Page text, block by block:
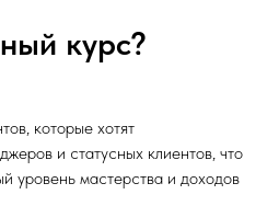
курс?
которые хотят
и статусных клиентов, что
уровень мастерства и доходов